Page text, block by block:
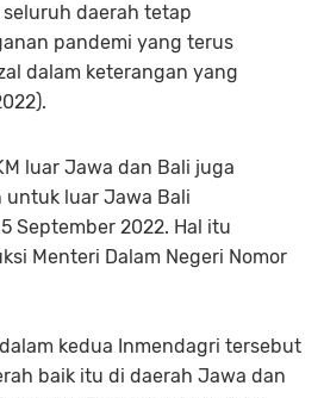
seluruh daerah tetap
pandemi yang terus
dalam keterangan yang
luar Jawa dan Bali juga
luar Jawa Bali
September 2022. Hal itu
Menteri Dalam Negeri Nomor
kedua Inmendagri tersebut
baik itu di daerah Jawa dan